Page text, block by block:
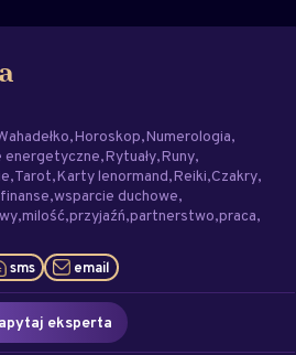
Horoskop Numerologia
energetyczne Rytuały Runy
Tarot Karty lenormand Reiki Czakry
finanse wsparcie duchowe
milość przyjaźń partnerstwo praca
sms email
eksperta